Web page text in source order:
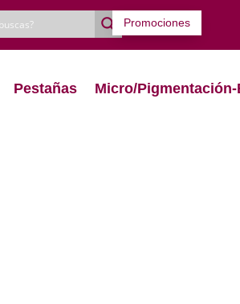
Promociones
Pestañas Micro/